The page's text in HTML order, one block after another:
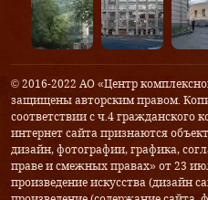
© 2016-2022 АО «Центр
защищены авторским правом.
соответствии с ч.4 гражданского
интернет сайта признаются
дизайн, фотографии, графика,
праве и смежных правах» от 23
произведение искусства (дизайн